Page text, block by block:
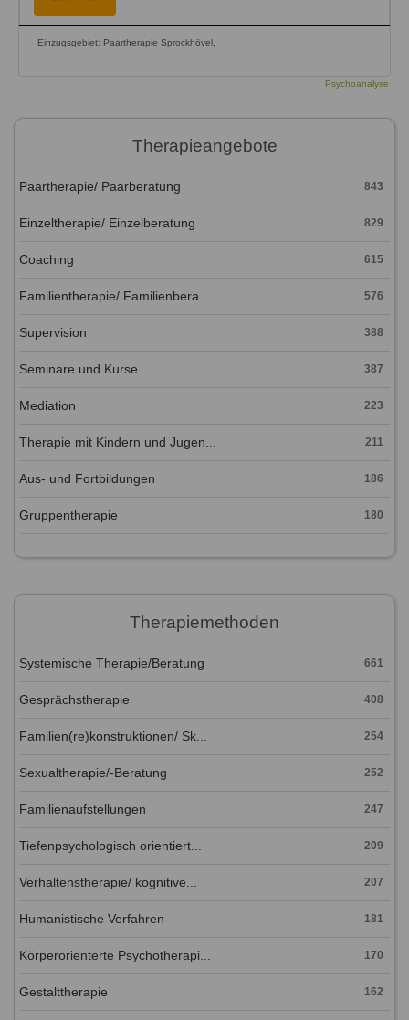
Einzugsgebiet: Paartherapie Sprockhövel,
Psychoanalyse
Therapieangebote
Paartherapie/ Paarberatung 843
Einzeltherapie/ Einzelberatung 829
Coaching 615
Familientherapie/ Familienbera... 576
Supervision 388
Seminare und Kurse 387
Mediation 223
Therapie mit Kindern und Jugen... 211
Aus- und Fortbildungen 186
Gruppentherapie 180
Therapiemethoden
Systemische Therapie/Beratung 661
Gesprächstherapie 408
Familien(re)konstruktionen/ Sk... 254
Sexualtherapie/-Beratung 252
Familienaufstellungen 247
Tiefenpsychologisch orientiert... 209
Verhaltenstherapie/ kognitive... 207
Humanistische Verfahren 181
Körperorienterte Psychotherapi... 170
Gestalttherapie 162